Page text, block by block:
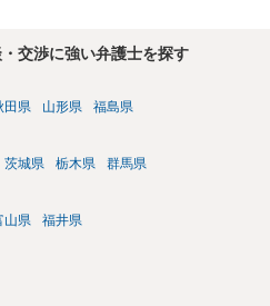
交渉に強い弁護士を探す
田県 山形県 福島県
茨城県 栃木県 群馬県
山県 福井県